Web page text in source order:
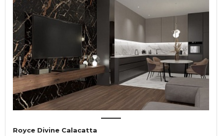
Royce Divine Calacatta